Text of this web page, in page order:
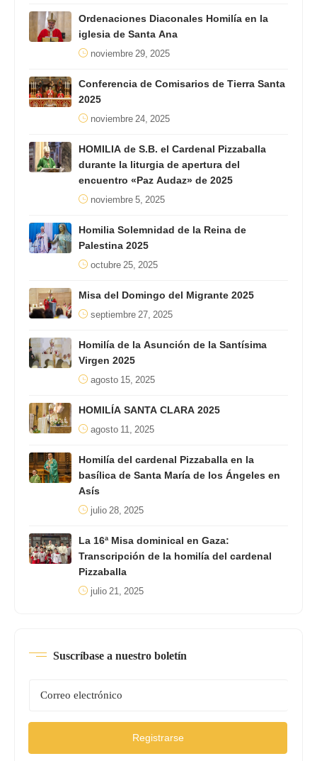
Ordenaciones Diaconales Homilía en la
iglesia de Santa Ana
noviembre 29, 2025
Conferencia de Comisarios de Tierra Santa
2025
noviembre 24, 2025
HOMILIA de S.B. el Cardenal Pizzaballa
durante la liturgia de apertura del
encuentro «Paz Audaz» de 2025
noviembre 5, 2025
Homilia Solemnidad de la Reina de
Palestina 2025
octubre 25, 2025
Misa del Domingo del Migrante 2025
septiembre 27, 2025
Homilía de la Asunción de la Santísima
Virgen 2025
agosto 15, 2025
HOMILÍA SANTA CLARA 2025
agosto 11, 2025
Homilía del cardenal Pizzaballa en la
basílica de Santa María de los Ángeles en
Asís
julio 28, 2025
La 16ª Misa dominical en Gaza:
Transcripción de la homilía del cardenal
Pizzaballa
julio 21, 2025
Suscríbase a nuestro boletín
Registrarse